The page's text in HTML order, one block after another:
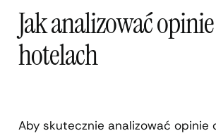
Jak analizować
hotelach
Aby skutecznie analizować opinie